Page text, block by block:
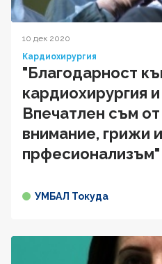
10 дек 2020
Кардиохирургия
"Благодарност
кардиохирургия
Впечатлен съм
внимание, грижи и
прфесионализъм"
УМБАЛ Токуда